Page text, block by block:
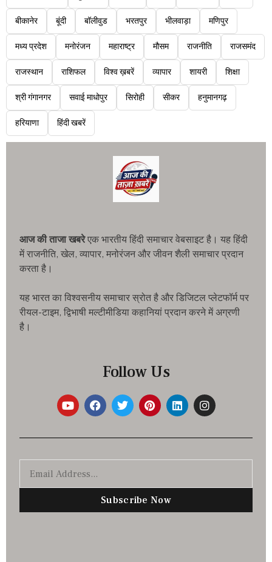
बीकानेर बूंदी बॉलीवुड भरतपुर भीलवाड़ा मणिपुर
मध्य प्रदेश मनोरंजन महाराष्ट्र मौसम राजनीति राजसमंद
राजस्थान राशिफल विश्व ख़बरें व्यापार शायरी शिक्षा
श्री गंगानगर सवाई माधोपुर सिरोही सीकर हनुमानगढ़
हरियाणा हिंदी खबरें
आज की ताजा खबरेएक भारतीय हिंदी समाचार वेबसाइट है। यह हिंदी
में राजनीति, खेल, व्यापार, मनोरंजन और जीवन शैली समाचार प्रदान
करता है।
यह भारत का विश्वसनीय समाचार स्रोत है और डिजिटल प्लेटफॉर्म पर
रीयल-टाइम, द्विभाषी मल्टीमीडिया कहानियां प्रदान करने में अग्रणी
है।
Follow Us
Subscribe Now